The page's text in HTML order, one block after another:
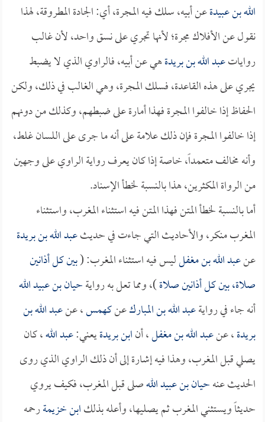
الله بن عبيدةعن أبيه، سلك فيه المجرة، أي: الجادة المطروقة، لهذا
نقول عن الأفلاك مجرة؛ لأنها تجري على نسق واحد، لأن غالب
رواياتعبد الله بن بريدةهي عن أبيه، فالراوي الذي لا يضبط
يجري على هذه القاعدة، فسلك المجرة، وهي الغالب في ذلك، ولكن
الحفاظ إذا خالفوا المجرة فهذا أمارة على ضبطهم، وكذلك من دونهم
إذا خالفوا المجرة فإن ذلك علامة على أنه ما جرى على اللسان غلط،
وأنه مخالف متعمداً، خاصة إذا كان يعرف رواية الراوي على وجهين
من الرواة المكثرين، هذا بالنسبة لخطأ الإسناد.
أما بالنسبة لخطأ المتن فهذا المتن فيه استثناء المغرب، واستثناء
المغرب منكر، والأحاديث التي جاءت في حديثعبد الله بن بريدة
عنعبد الله بن مغفلليس فيه استثناء المغرب: (بين كل أذانين
صلاة، بين كل أذانين صلاة)، ومما تعل به روايةحيان بن عبيد الله
أنه جاء في روايةعبد الله بن المباركعنكهمس، عنعبد الله بن
بريدة، عنعبد الله بن مغفل، أنابن بريدةيعني:عبد الله، كان
يصلي قبل المغرب، وهذا فيه إشارة إلى أن ذلك الراوي الذي روى
الحديث عنهحيان بن عبيد اللهصلى قبل المغرب، فكيف يروي
حديثاً ويستثني المغرب ثم يصليها، وأعله بذلكابن خزيمةرحمه